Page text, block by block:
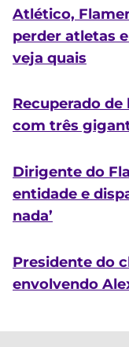
Atlético,
perder atletas
veja quais
Recuperado
com três
Dirigente do
entidade e
nada’
Presidente do
envolvendo